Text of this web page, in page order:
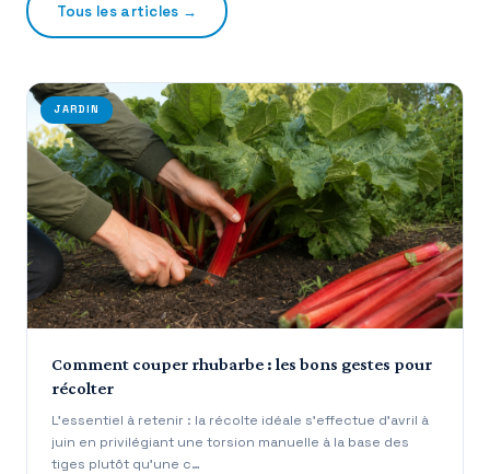
Tous les articles →
JARDIN
Comment couper rhubarbe : les bons gestes pour
récolter
L’essentiel à retenir : la récolte idéale s’effectue d’avril à
juin en privilégiant une torsion manuelle à la base des
tiges plutôt qu’une c…